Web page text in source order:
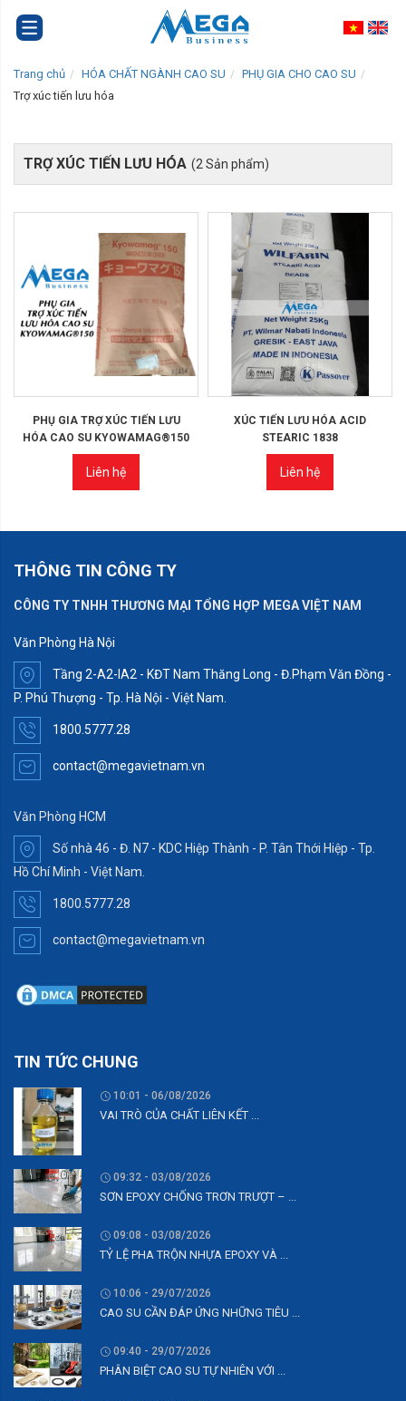
Trang chủ HÓA CHẤT NGÀNH CAO SU
PHỤ GIA CHO CAO SU
Trợ xúc tiến lưu hóa
TRỢ XÚC TIẾN LƯU HÓA (2 Sản phẩm)
PHỤ GIA TRỢ XÚC TIẾN LƯU
HÓA CAO SU KYOWAMAG®150
Liên hệ
XÚC TIẾN LƯU HÓA ACID
STEARIC 1838
Liên hệ
THÔNG TIN CÔNG TY
CÔNG TY TNHH THƯƠNG MẠI TỔNG HỢP MEGA VIỆT NAM
Văn Phòng Hà Nội
Tầng 2-A2-IA2 - KĐT Nam Thăng Long - Đ.Phạm Văn Đồng -
P. Phú Thượng - Tp. Hà Nội - Việt Nam.
1800.5777.28
contact@megavietnam.vn
Văn Phòng HCM
Số nhà 46 - Đ. N7 - KDC Hiệp Thành - P. Tân Thới Hiệp - Tp.
Hồ Chí Minh - Việt Nam.
1800.5777.28
contact@megavietnam.vn
TIN TỨC CHUNG
10:01 - 06/08/2026
VAI TRÒ CỦA CHẤT LIÊN KẾT ...
09:32 - 03/08/2026
SƠN EPOXY CHỐNG TRƠN TRƯỢT – ...
09:08 - 03/08/2026
TỶ LỆ PHA TRỘN NHỰA EPOXY VÀ ...
10:06 - 29/07/2026
CAO SU CẦN ĐÁP ỨNG NHỮNG TIÊU ...
09:40 - 29/07/2026
PHÂN BIỆT CAO SU TỰ NHIÊN VỚI ...